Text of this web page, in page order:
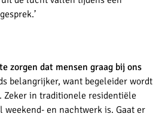
zorgen dat mensen graag bij ons
belangrijker, want begeleider wordt
Zeker in traditionele residentiële
weekend- en nachtwerk is. Gaat er